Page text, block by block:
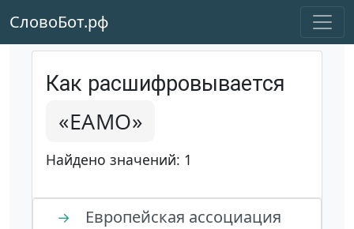
СловоБот.рф
Как расшифровывается
«ЕАМО»
Найдено значений: 1
→
Европейская ассоциация